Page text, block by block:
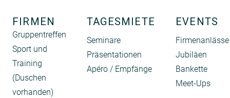
FIRMEN
Gruppentreffen
Sport und
Training
(Duschen
vorhanden)
TAGESMIETE
Seminare
Präsentationen
Apéro / Empfänge
EVENTS
Firmenanlässe
Jubiläen
Bankette
Meet-Ups